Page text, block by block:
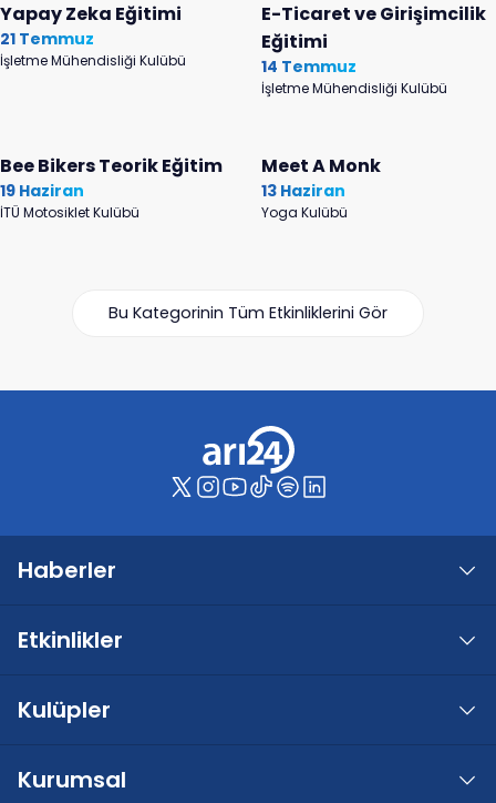
Yapay Zeka Eğitimi
21 Temmuz
İşletme Mühendisliği Kulübü
E-Ticaret ve Girişimcilik
Eğitimi
14 Temmuz
İşletme Mühendisliği Kulübü
Bee Bikers Teorik Eğitim
19 Haziran
İTÜ Motosiklet Kulübü
Meet A Monk
13 Haziran
Yoga Kulübü
Bu Kategorinin Tüm Etkinliklerini Gör
Haberler
Etkinlikler
Kulüpler
Kurumsal